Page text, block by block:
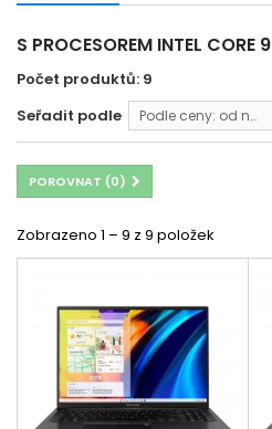
S PROCESOREM INTEL CORE 9
Počet produktů: 9
Seřadit podle
Podle ceny: od nejnižší
POROVNAT (0)
Zobrazeno 1 – 9 z 9 položek